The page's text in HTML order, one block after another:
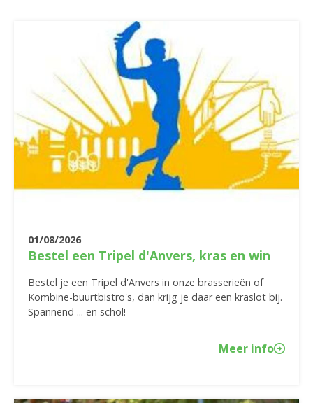
01/08/2026
Bestel een Tripel d'Anvers, kras en win
Bestel je een Tripel d'Anvers in onze brasserieën of
Kombine-buurtbistro's, dan krijg je daar een kraslot bij.
Spannend ... en schol!
Meer info